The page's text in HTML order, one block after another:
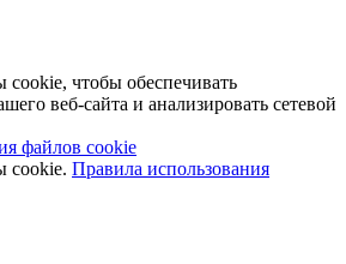
чтобы обеспечивать
веб-сайта и анализировать сетевой
файлов cookie
cookie. Правила использования